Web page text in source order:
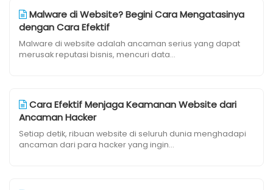
Malware di Website? Begini Cara Mengatasinya
dengan Cara Efektif
Malware di website adalah ancaman serius yang dapat
merusak reputasi bisnis, mencuri data...
Cara Efektif Menjaga Keamanan Website dari
Ancaman Hacker
Setiap detik, ribuan website di seluruh dunia menghadapi
ancaman dari para hacker yang ingin...